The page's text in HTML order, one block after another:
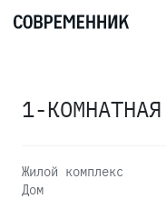
1-
Жилой комплекс
Дом